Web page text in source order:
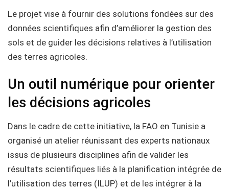
Le projet vise à fournir des solutions fondées sur des
données scientifiques afin d’améliorer la gestion des
sols et de guider les décisions relatives à l’utilisation
des terres agricoles.
Un outil numérique pour orienter
les décisions agricoles
Dans le cadre de cette initiative, la FAO en Tunisie a
organisé un atelier réunissant des experts nationaux
issus de plusieurs disciplines afin de valider les
résultats scientifiques liés à la planification intégrée de
l’utilisation des terres (ILUP) et de les intégrer à la